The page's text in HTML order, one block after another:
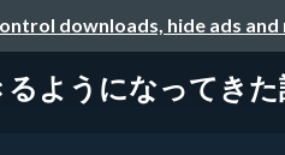
downloads, hide ads
ようになってきた